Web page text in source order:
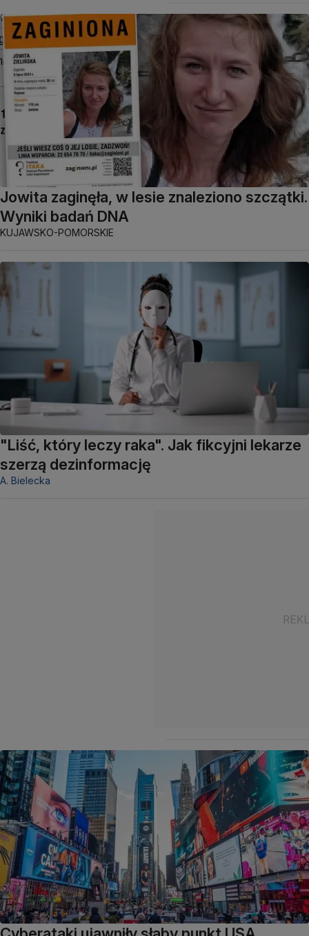
Jowita zaginęła, w lesie znaleziono szczątki.
Wyniki badań DNA
KUJAWSKO-POMORSKIE
"Liść, który leczy raka". Jak fikcyjni lekarze
szerzą dezinformację
A. Bielecka